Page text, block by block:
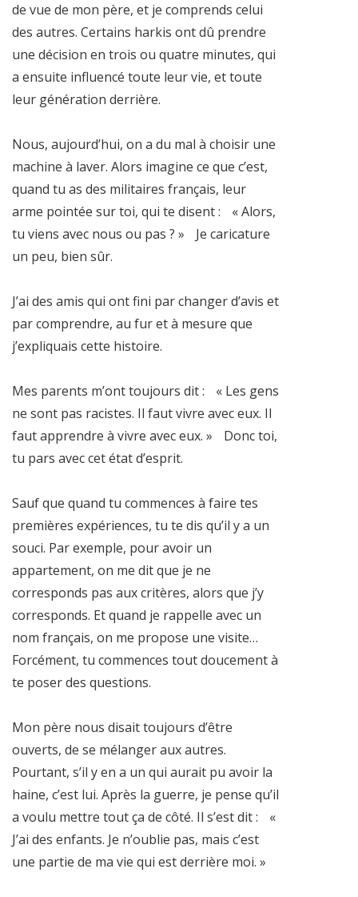
de vue de mon père, et je comprends celui
des autres. Certains harkis ont dû prendre
une décision en trois ou quatre minutes, qui
a ensuite influencé toute leur vie, et toute
leur génération derrière.
Nous, aujourd’hui, on a du mal à choisir une
machine à laver. Alors imagine ce que c’est,
quand tu as des militaires français, leur
arme pointée sur toi, qui te disent : « Alors,
tu viens avec nous ou pas ? » Je caricature
un peu, bien sûr.
J’ai des amis qui ont fini par changer d’avis et
par comprendre, au fur et à mesure que
j’expliquais cette histoire.
Mes parents m’ont toujours dit : « Les gens
ne sont pas racistes. Il faut vivre avec eux. Il
faut apprendre à vivre avec eux. » Donc toi,
tu pars avec cet état d’esprit.
Sauf que quand tu commences à faire tes
premières expériences, tu te dis qu’il y a un
souci. Par exemple, pour avoir un
appartement, on me dit que je ne
corresponds pas aux critères, alors que j’y
corresponds. Et quand je rappelle avec un
nom français, on me propose une visite…
Forcément, tu commences tout doucement à
te poser des questions.
Mon père nous disait toujours d’être
ouverts, de se mélanger aux autres.
Pourtant, s’il y en a un qui aurait pu avoir la
haine, c’est lui. Après la guerre, je pense qu’il
a voulu mettre tout ça de côté. Il s’est dit : «
J’ai des enfants. Je n’oublie pas, mais c’est
une partie de ma vie qui est derrière moi. »